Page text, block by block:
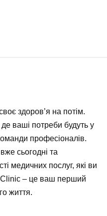
здоров’я на потім.
ваші потреби будуть у
професіоналів.
сьогодні та
медичних послуг, які ви
– це ваш перший
життя.